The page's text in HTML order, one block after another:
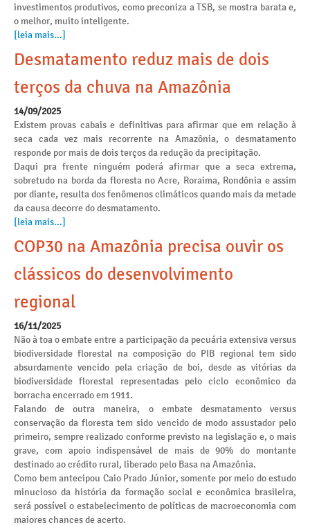
investimentos produtivos, como preconiza a TSB, se mostra barata e,
o melhor, muito inteligente.
[leia mais...]
Desmatamento reduz mais de dois
terços da chuva na Amazônia
14/09/2025
Existem provas cabais e definitivas para afirmar que em relação à
seca cada vez mais recorrente na Amazônia, o desmatamento
responde por mais de dois terços da redução da precipitação.
Daqui pra frente ninguém poderá afirmar que a seca extrema,
sobretudo na borda da floresta no Acre, Roraima, Rondônia e assim
por diante, resulta dos fenômenos climáticos quando mais da metade
da causa decorre do desmatamento.
[leia mais...]
COP30 na Amazônia precisa ouvir os
clássicos do desenvolvimento
regional
16/11/2025
Não à toa o embate entre a participação da pecuária extensiva versus
biodiversidade florestal na composição do PIB regional tem sido
absurdamente vencido pela criação de boi, desde as vitórias da
biodiversidade florestal representadas pelo ciclo econômico da
borracha encerrado em 1911.
Falando de outra maneira, o embate desmatamento versus
conservação da floresta tem sido vencido de modo assustador pelo
primeiro, sempre realizado conforme previsto na legislação e, o mais
grave, com apoio indispensável de mais de 90% do montante
destinado ao crédito rural, liberado pelo Basa na Amazônia.
Como bem antecipou Caio Prado Júnior, somente por meio do estudo
minucioso da história da formação social e econômica brasileira,
será possível o estabelecimento de políticas de macroeconomia com
maiores chances de acerto.